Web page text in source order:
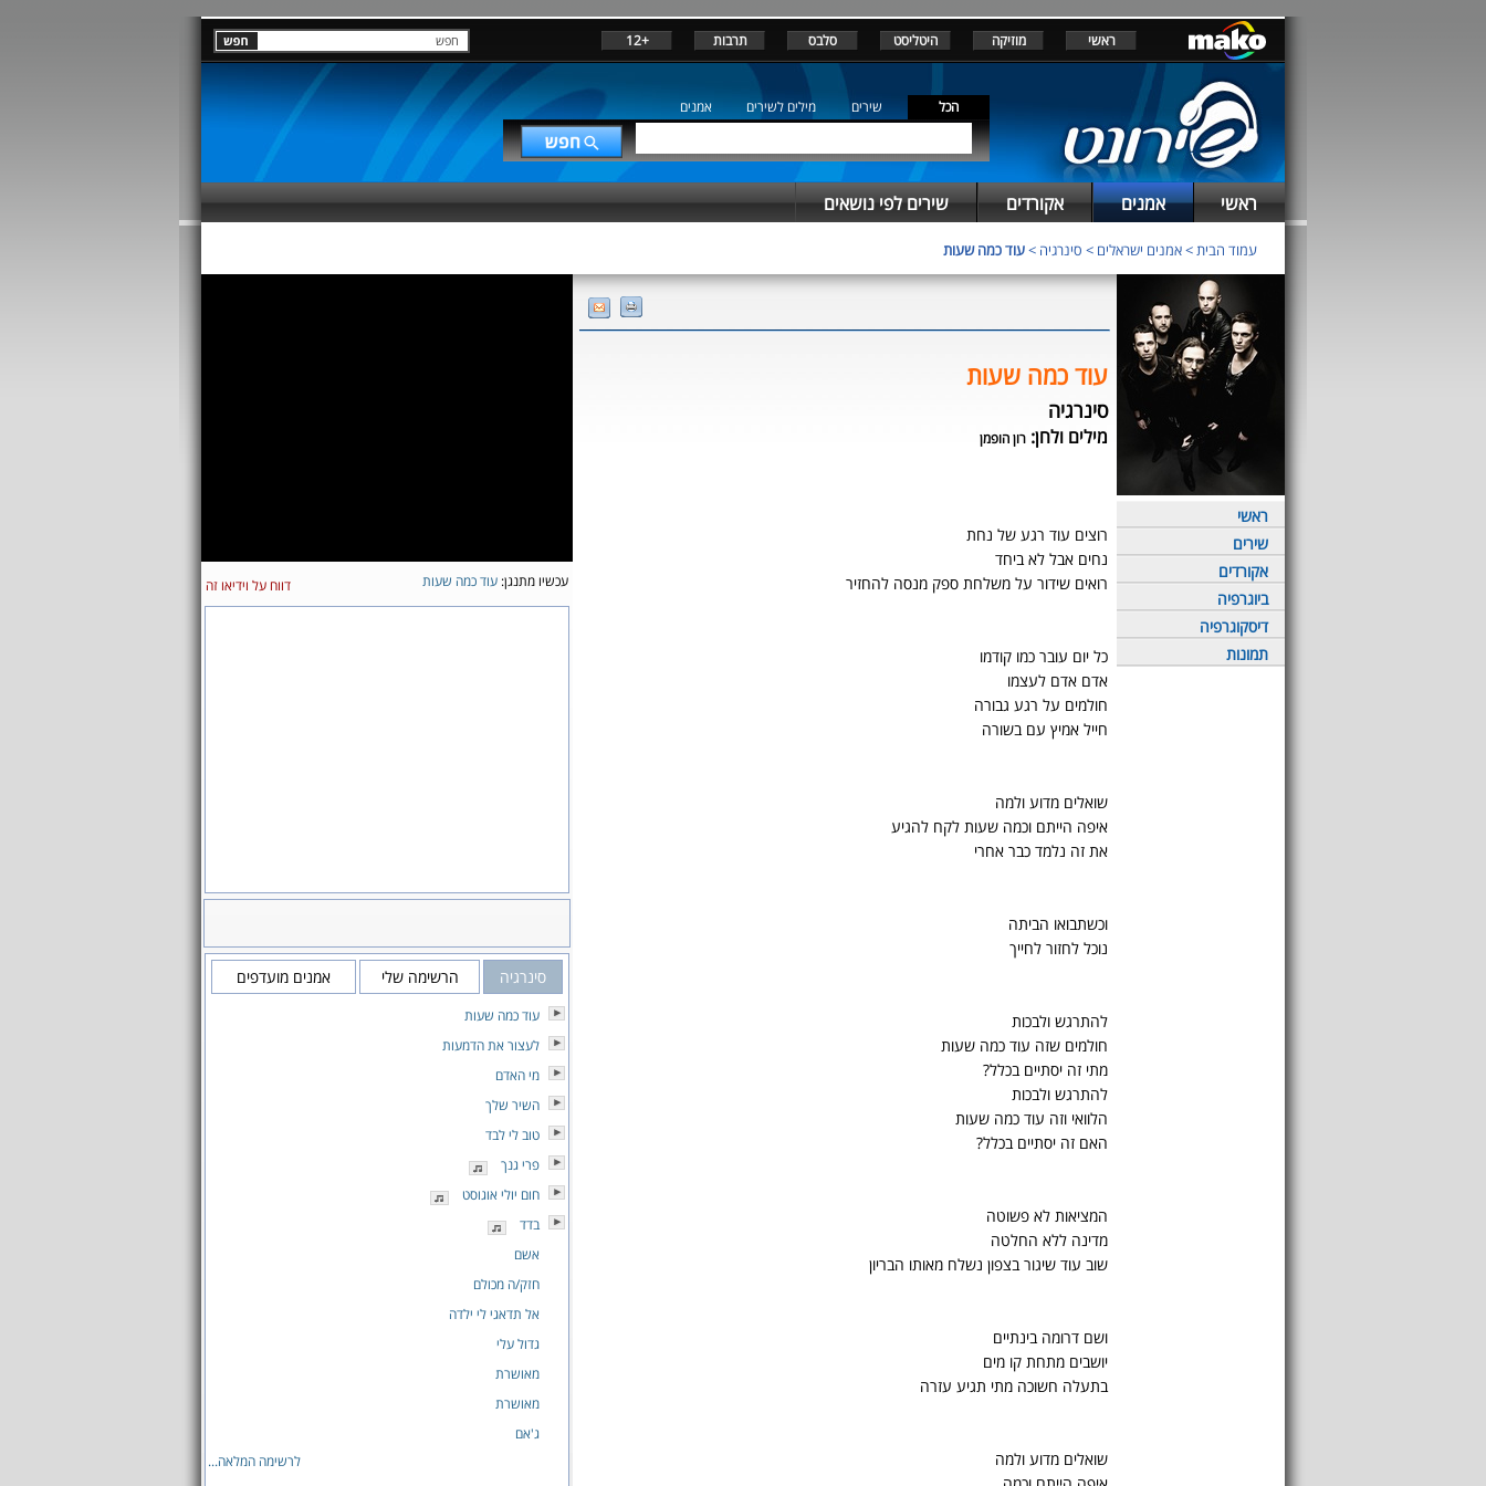
ראשי מוזיקה היטליסט סלבס תרבות +12
הכל שירים מילים לשירים אמנים
ראשי אמנים אקורדים שירים לפי נושאים
עמוד הבית>אמנים ישראלים > סינרגיה >עוד כמה שעות
ראשי
שירים
אקורדים
ביוגרפיה
דיסקוגרפיה
תמונות
עוד כמה שעות
סינרגיה
מילים ולחן: רון הופמן
רוצים עוד רגע של נחת
נחים אבל לא ביחד
רואים שידור על משלחת ספק מנסה להחזיר
כל יום עובר כמו קודמו
אדם אדם לעצמו
חולמים על רגע גבורה
חייל אמיץ עם בשורה
שואלים מדוע ולמה
איפה הייתם וכמה שעות לקח להגיע
את זה נלמד כבר אחרי
וכשתבואו הביתה
נוכל לחזור לחייך
להתרגש ולבכות
חולמים שזה עוד כמה שעות
מתי זה יסתיים בכלל?
להתרגש ולבכות
הלוואי וזה עוד כמה שעות
האם זה יסתיים בכלל?
המציאות לא פשוטה
מדינה ללא החלטה
שוב עוד שיגור בצפון נשלח מאותו הבריון
ושם דרומה בינתיים
יושבים מתחת קו מים
בתעלה חשוכה מתי תגיע עזרה
שואלים מדוע ולמה
עכשיו מתנגן: עוד כמה שעות דווח על וידיאו זה
סינרגיה הרשימה שלי אמנים מועדפים
עוד כמה שעות
לעצור את הדמעות
מי האדם
השיר שלך
טוב לי לבד
פרי גנך
חום יולי אוגוסט
בדד
אשם
חזק/ה מכולם
אל תדאגי לי ילדה
גדול עלי
מאושרת
מאושרת
ג'אם
לרשימה המלאה...